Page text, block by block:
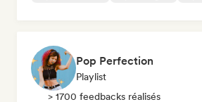
Pop Perfection
Playlist
> 1700 feedbacks réalisés